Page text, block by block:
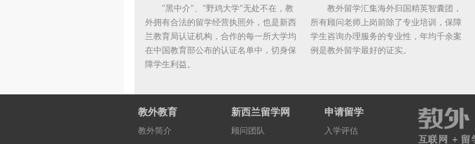
"黑中介"、"野鸡大学"无处不在，教
外拥有合法的留学经营执照外，也是新西
兰教育局认证机构，合作的每一所大学均
在中国教育部公布的认证名单中，切身保
障学生利益。
教外留学汇集海外归国精英智囊团，
所有顾问老师上岗前除了专业培训，保障
学生咨询办理服务的专业性，年均千余案
例是教外留学最好的证实。
教外教育
教外简介
新西兰留学网
顾问团队
申请留学
入学评估